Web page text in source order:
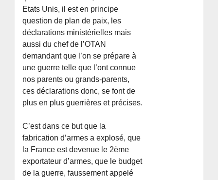
Etats Unis, il est en principe
question de plan de paix, les
déclarations ministérielles mais
aussi du chef de l’OTAN
demandant que l’on se prépare à
une guerre telle que l’ont connue
nos parents ou grands-parents,
ces déclarations donc, se font de
plus en plus guerrières et précises.
C’est dans ce but que la
fabrication d’armes a explosé, que
la France est devenue le 2ème
exportateur d’armes, que le budget
de la guerre, faussement appelé